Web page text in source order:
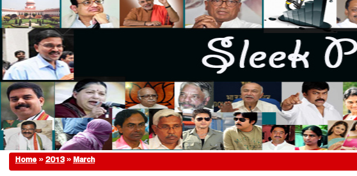
Home»2013»March